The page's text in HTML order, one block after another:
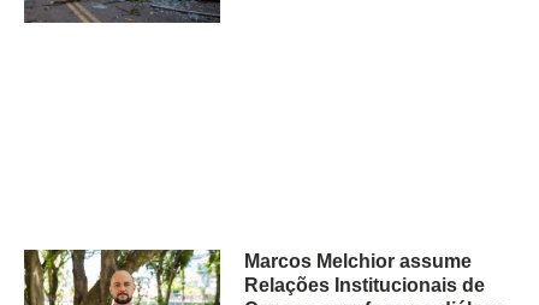
Marcos Melchior assume
Relações Institucionais de